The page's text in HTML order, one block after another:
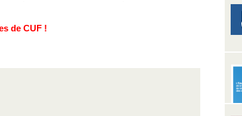
de CUF !